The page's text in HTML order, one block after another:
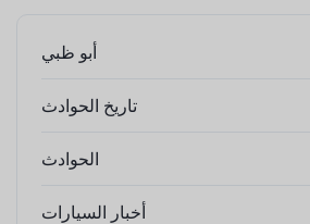
أبو ظبي
تاريخ الحوادث
الحوادث
أخبار السيارات